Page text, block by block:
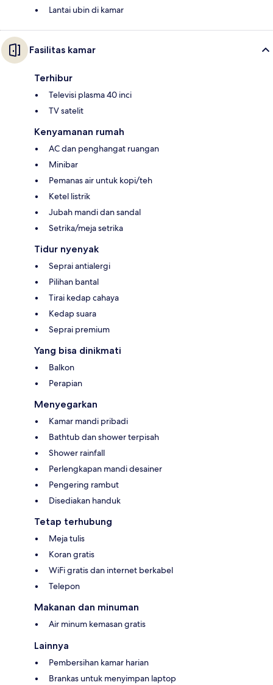
Lantai ubin di kamar
Fasilitas kamar
Terhibur
Televisi plasma 40 inci
TV satelit
Kenyamanan rumah
AC dan penghangat ruangan
Minibar
Pemanas air untuk kopi/teh
Ketel listrik
Jubah mandi dan sandal
Setrika/meja setrika
Tidur nyenyak
Seprai antialergi
Pilihan bantal
Tirai kedap cahaya
Kedap suara
Seprai premium
Yang bisa dinikmati
Balkon
Perapian
Menyegarkan
Kamar mandi pribadi
Bathtub dan shower terpisah
Shower rainfall
Perlengkapan mandi desainer
Pengering rambut
Disediakan handuk
Tetap terhubung
Meja tulis
Koran gratis
WiFi gratis dan internet berkabel
Telepon
Makanan dan minuman
Air minum kemasan gratis
Lainnya
Pembersihan kamar harian
Brankas untuk menyimpan laptop